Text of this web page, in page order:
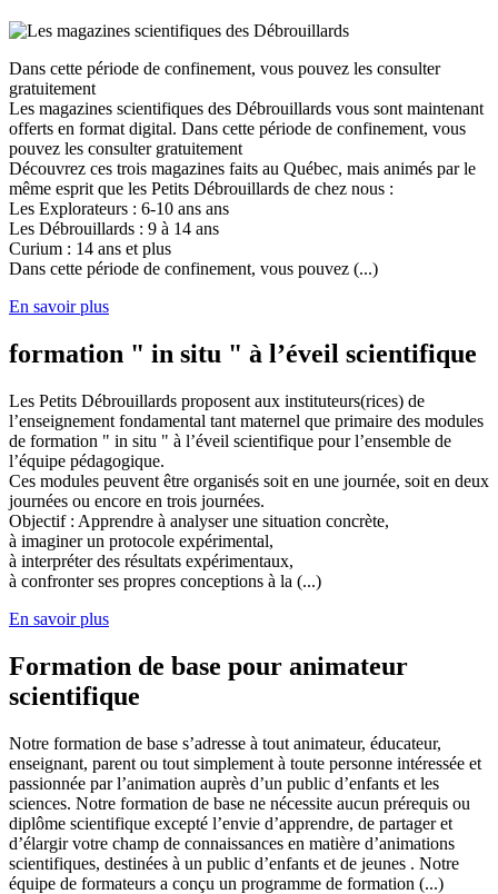
Dans cette période de confinement, vous pouvez les consulter
gratuitement
Les magazines scientifiques des Débrouillards vous sont maintenant
offerts en format digital. Dans cette période de confinement, vous
pouvez les consulter gratuitement
Découvrez ces trois magazines faits au Québec, mais animés par le
même esprit que les Petits Débrouillards de chez nous :
Les Explorateurs : 6-10 ans ans
Les Débrouillards : 9 à 14 ans
Curium : 14 ans et plus
Dans cette période de confinement, vous pouvez (...)
En savoir plus
formation " in situ " à l’éveil scientifique
Les Petits Débrouillards proposent aux instituteurs(rices) de
l’enseignement fondamental tant maternel que primaire des modules
de formation " in situ " à l’éveil scientifique pour l’ensemble de
l’équipe pédagogique.
Ces modules peuvent être organisés soit en une journée, soit en deux
journées ou encore en trois journées.
Objectif : Apprendre à analyser une situation concrète,
à imaginer un protocole expérimental,
à interpréter des résultats expérimentaux,
à confronter ses propres conceptions à la (...)
En savoir plus
Formation de base pour animateur
scientifique
Notre formation de base s’adresse à tout animateur, éducateur,
enseignant, parent ou tout simplement à toute personne intéressée et
passionnée par l’animation auprès d’un public d’enfants et les
sciences. Notre formation de base ne nécessite aucun prérequis ou
diplôme scientifique excepté l’envie d’apprendre, de partager et
d’élargir votre champ de connaissances en matière d’animations
scientifiques, destinées à un public d’enfants et de jeunes . Notre
équipe de formateurs a conçu un programme de formation (...)